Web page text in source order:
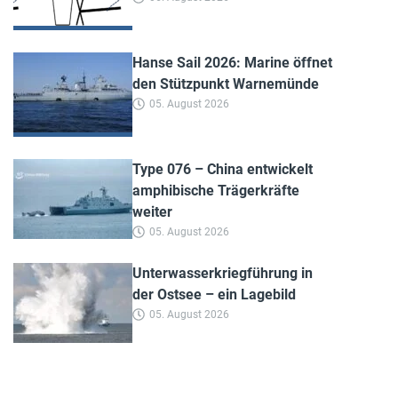
Hanse Sail 2026: Marine öffnet
den Stützpunkt Warnemünde
05. August 2026
Type 076 – China entwickelt
amphibische Trägerkräfte
weiter
05. August 2026
Unterwasserkriegführung in
der Ostsee – ein Lagebild
05. August 2026